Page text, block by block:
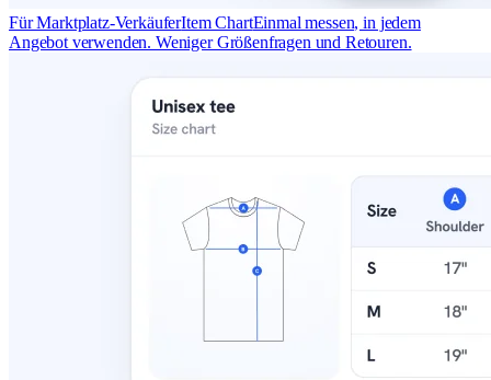
Für Marktplatz-VerkäuferItem ChartEinmal messen, in jedem
Angebot verwenden. Weniger Größenfragen und Retouren.